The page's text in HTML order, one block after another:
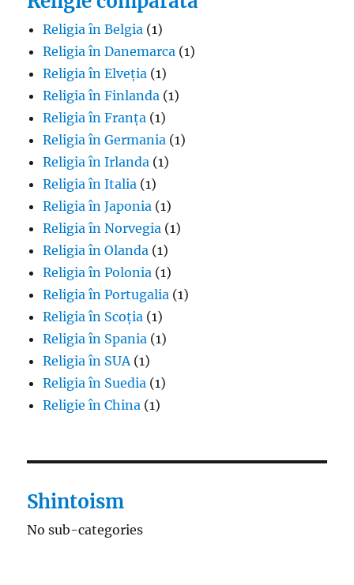
Religia în Belgia (1)
Religia în Danemarca (1)
Religia în Elveția (1)
Religia în Finlanda (1)
Religia în Franța (1)
Religia în Germania (1)
Religia în Irlanda (1)
Religia în Italia (1)
Religia în Japonia (1)
Religia în Norvegia (1)
Religia în Olanda (1)
Religia în Polonia (1)
Religia în Portugalia (1)
Religia în Scoția (1)
Religia în Spania (1)
Religia în SUA (1)
Religia în Suedia (1)
Religie în China (1)
Shintoism
No sub-categories